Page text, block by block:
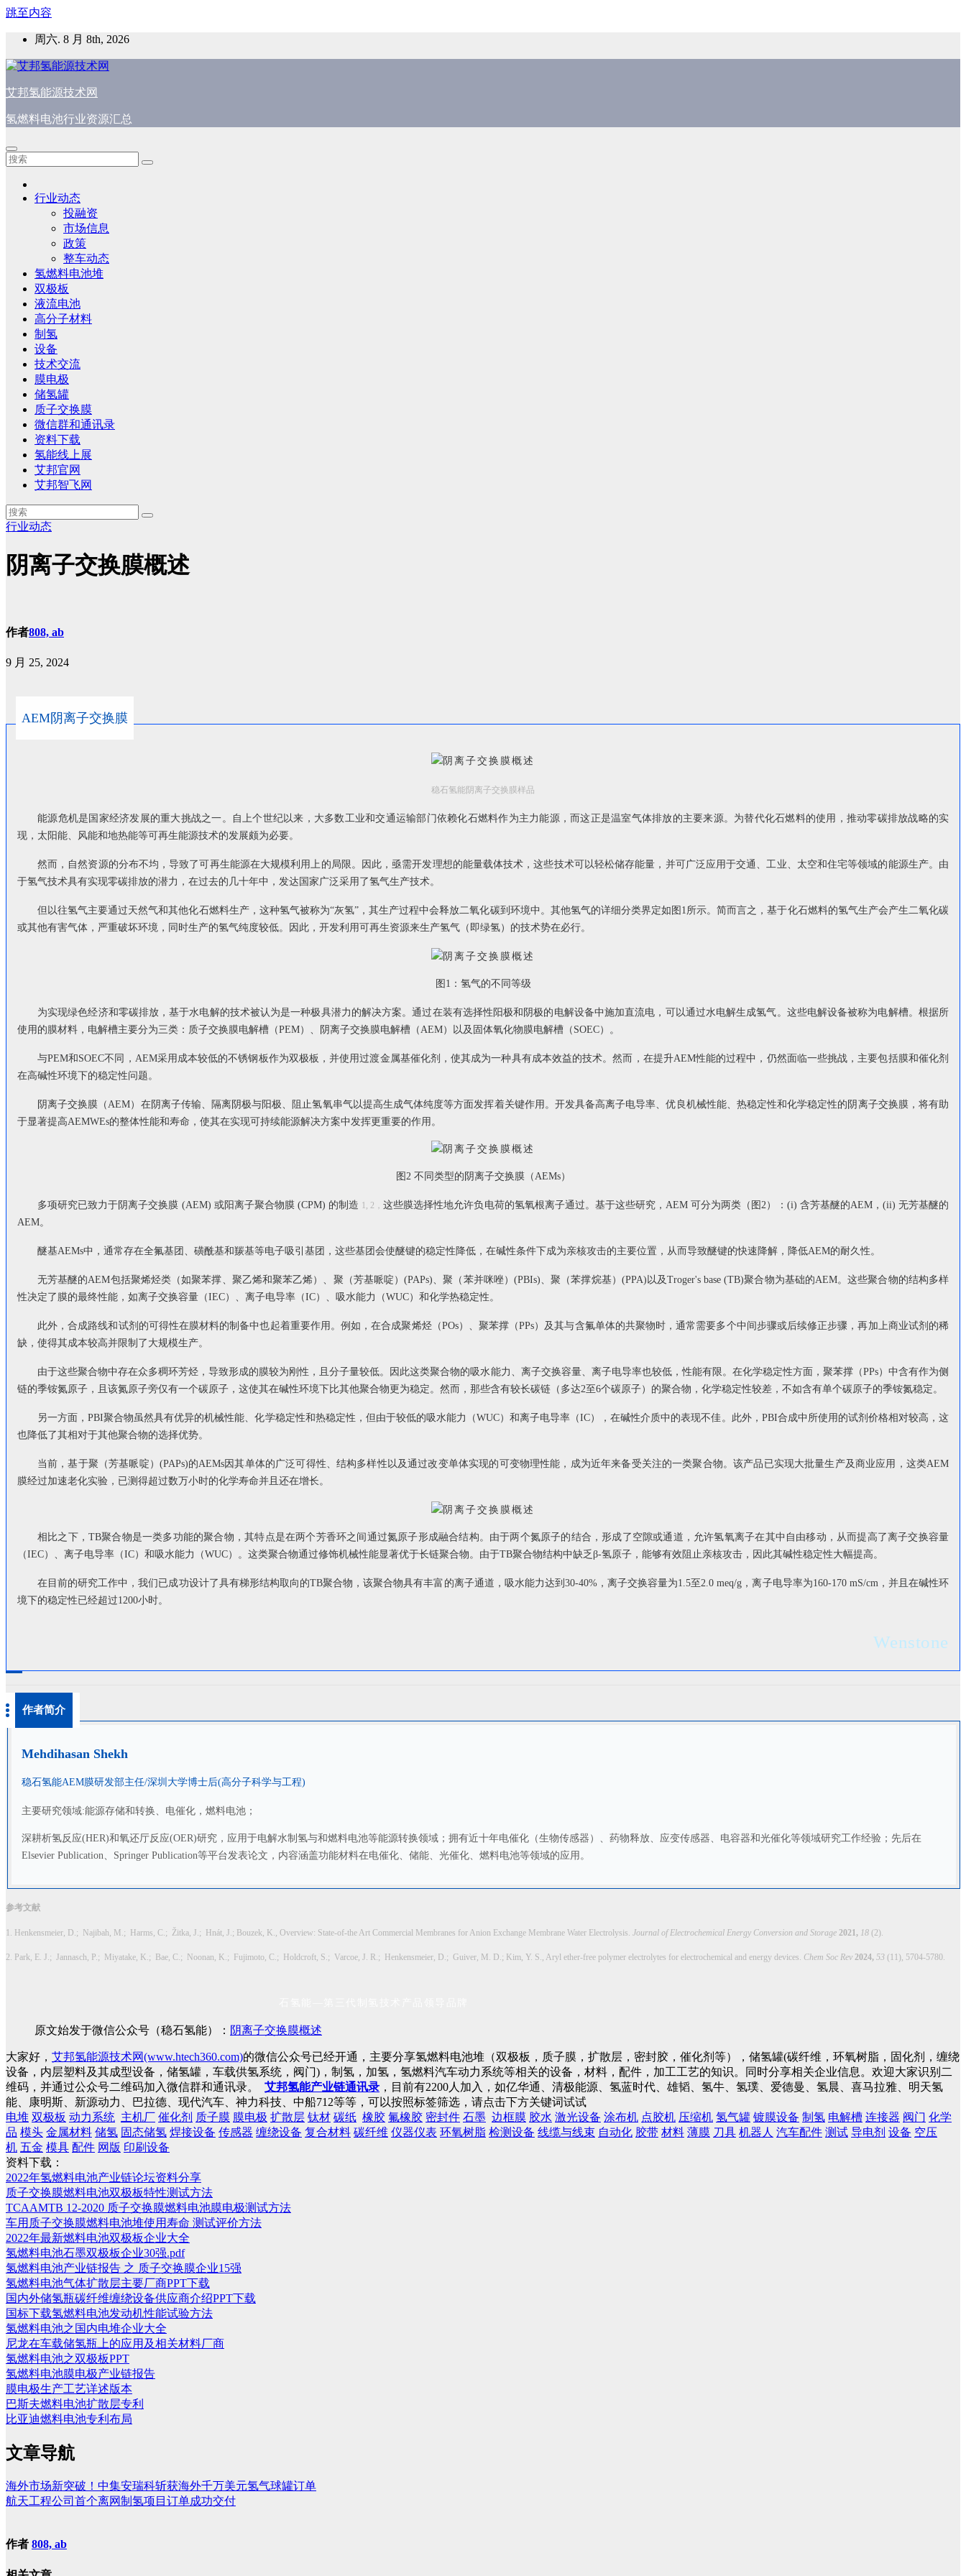
跳至内容
周六. 8 月 8th, 2026
艾邦氢能源技术网
氢燃料电池行业资源汇总
行业动态
投融资
市场信息
政策
整车动态
氢燃料电池堆
双极板
液流电池
高分子材料
制氢
设备
技术交流
膜电极
储氢罐
质子交换膜
微信群和通讯录
资料下载
氢能线上展
艾邦官网
艾邦智飞网
行业动态
阴离子交换膜概述
作者808, ab
9 月 25, 2024
AEM阴离子交换膜
稳石氢能阴离子交换膜样品
能源危机是国家经济发展的重大挑战之一。自上个世纪以来，大多数工业和交通运输部门依赖化石燃料作为主力能源，而这正是温室气体排放的主要来源。为替代化石燃料的使用，推动零碳排放战略的实
现，太阳能、风能和地热能等可再生能源技术的发展颇为必要。
然而，自然资源的分布不均，导致了可再生能源在大规模利用上的局限。因此，亟需开发理想的能量载体技术，这些技术可以轻松储存能量，并可广泛应用于交通、工业、太空和住宅等领域的能源生产。由
于氢气技术具有实现零碳排放的潜力，在过去的几十年中，发达国家广泛采用了氢气生产技术。
但以往氢气主要通过天然气和其他化石燃料生产，这种氢气被称为“灰氢”，其生产过程中会释放二氧化碳到环境中。其他氢气的详细分类界定如图1所示。简而言之，基于化石燃料的氢气生产会产生二氧化碳
或其他有害气体，严重破坏环境，同时生产的氢气纯度较低。因此，开发利用可再生资源来生产氢气（即绿氢）的技术势在必行。
图1：氢气的不同等级
为实现绿色经济和零碳排放，基于水电解的技术被认为是一种极具潜力的解决方案。通过在装有选择性阳极和阴极的电解设备中施加直流电，可以通过水电解生成氢气。这些电解设备被称为电解槽。根据所
使用的膜材料，电解槽主要分为三类：质子交换膜电解槽（PEM）、阴离子交换膜电解槽（AEM）以及固体氧化物膜电解槽（SOEC）。
与PEM和SOEC不同，AEM采用成本较低的不锈钢板作为双极板，并使用过渡金属基催化剂，使其成为一种具有成本效益的技术。然而，在提升AEM性能的过程中，仍然面临一些挑战，主要包括膜和催化剂
在高碱性环境下的稳定性问题。
阴离子交换膜（AEM）在阴离子传输、隔离阴极与阳极、阻止氢氧串气以提高生成气体纯度等方面发挥着关键作用。开发具备高离子电导率、优良机械性能、热稳定性和化学稳定性的阴离子交换膜，将有助
于显著提高AEMWEs的整体性能和寿命，使其在实现可持续能源解决方案中发挥更重要的作用。
图2 不同类型的阴离子交换膜（AEMs）
多项研究已致力于阴离子交换膜 (AEM) 或阳离子聚合物膜 (CPM) 的制造 1, 2，这些膜选择性地允许负电荷的氢氧根离子通过。基于这些研究，AEM 可分为两类（图2）：(i) 含芳基醚的AEM，(ii) 无芳基醚的
AEM。
醚基AEMs中，通常存在全氟基团、磺酰基和羰基等电子吸引基团，这些基团会使醚键的稳定性降低，在碱性条件下成为亲核攻击的主要位置，从而导致醚键的快速降解，降低AEM的耐久性。
无芳基醚的AEM包括聚烯烃类（如聚苯撑、聚乙烯和聚苯乙烯）、聚（芳基哌啶）(PAPs)、聚（苯并咪唑）(PBIs)、聚（苯撑烷基）(PPA)以及Troger's base (TB)聚合物为基础的AEM。这些聚合物的结构多样
性决定了膜的最终性能，如离子交换容量（IEC）、离子电导率（IC）、吸水能力（WUC）和化学热稳定性。
此外，合成路线和试剂的可得性在膜材料的制备中也起着重要作用。例如，在合成聚烯烃（POs）、聚苯撑（PPs）及其与含氟单体的共聚物时，通常需要多个中间步骤或后续修正步骤，再加上商业试剂的稀
缺，使得其成本较高并限制了大规模生产。
由于这些聚合物中存在众多稠环芳烃，导致形成的膜较为刚性，且分子量较低。因此这类聚合物的吸水能力、离子交换容量、离子电导率也较低，性能有限。在化学稳定性方面，聚苯撑（PPs）中含有作为侧
链的季铵氮原子，且该氮原子旁仅有一个碳原子，这使其在碱性环境下比其他聚合物更为稳定。然而，那些含有较长碳链（多达2至6个碳原子）的聚合物，化学稳定性较差，不如含有单个碳原子的季铵氮稳定。
另一方面，PBI聚合物虽然具有优异的机械性能、化学稳定性和热稳定性，但由于较低的吸水能力（WUC）和离子电导率（IC），在碱性介质中的表现不佳。此外，PBI合成中所使用的试剂价格相对较高，这
也降低了其相对于其他聚合物的选择优势。
当前，基于聚（芳基哌啶）(PAPs)的AEMs因其单体的广泛可得性、结构多样性以及通过改变单体实现的可变物理性能，成为近年来备受关注的一类聚合物。该产品已实现大批量生产及商业应用，这类AEM
膜经过加速老化实验，已测得超过数万小时的化学寿命并且还在增长。
相比之下，TB聚合物是一类多功能的聚合物，其特点是在两个芳香环之间通过氮原子形成融合结构。由于两个氮原子的结合，形成了空隙或通道，允许氢氧离子在其中自由移动，从而提高了离子交换容量
（IEC）、离子电导率（IC）和吸水能力（WUC）。这类聚合物通过修饰机械性能显著优于长链聚合物。由于TB聚合物结构中缺乏β-氢原子，能够有效阻止亲核攻击，因此其碱性稳定性大幅提高。
在目前的研究工作中，我们已成功设计了具有梯形结构取向的TB聚合物，该聚合物具有丰富的离子通道，吸水能力达到30-40%，离子交换容量为1.5至2.0 meq/g，离子电导率为160-170 mS/cm，并且在碱性环
境下的稳定性已经超过1200小时。
Wenstone
作者简介
Mehdihasan Shekh
稳石氢能AEM膜研发部主任/深圳大学博士后(高分子科学与工程)
主要研究领域:能源存储和转换、电催化，燃料电池；
深耕析氢反应(HER)和氧还厅反应(OER)研究，应用于电解水制氢与和燃料电池等能源转换领域；拥有近十年电催化（生物传感器）、药物释放、应变传感器、电容器和光催化等领域研究工作经验；先后在
Elsevier Publication、Springer Publication等平台发表论文，内容涵盖功能材料在电催化、储能、光催化、燃料电池等领域的应用。
参考文献
1. Henkensmeier, D.; Najibah, M.; Harms, C.; Žitka, J.; Hnát, J.; Bouzek, K., Overview: State-of-the Art Commercial Membranes for Anion Exchange Membrane Water Electrolysis. Journal of Electrochemical Energy Conversion and Storage 2021, 18 (2).
2. Park, E. J.; Jannasch, P.; Miyatake, K.; Bae, C.; Noonan, K.; Fujimoto, C.; Holdcroft, S.; Varcoe, J. R.; Henkensmeier, D.; Guiver, M. D.; Kim, Y. S., Aryl ether-free polymer electrolytes for electrochemical and energy devices. Chem Soc Rev 2024, 53 (11), 5704-5780.
原文始发于微信公众号（稳石氢能）： 阴离子交换膜概述
大家好， 艾邦氢能源技术网(www.htech360.com)的微信公众号已经开通，主要分享氢燃料电池堆（双极板，质子膜，扩散层，密封胶，催化剂等），储氢罐(碳纤维，环氧树脂，固化剂，缠绕
设备，内层塑料及其成型设备，储氢罐，车载供氢系统，阀门)，制氢，加氢，氢燃料汽车动力系统等相关的设备，材料，配件，加工工艺的知识。同时分享相关企业信息。欢迎大家识别二
维码，并通过公众号二维码加入微信群和通讯录。
艾邦氢能产业链通讯录 ，目前有2200人加入，如亿华通、清极能源、氢蓝时代、雄韬、氢牛、氢璞、爱德曼、氢晨、喜马拉雅、明天氢
能、康明斯、新源动力、巴拉德、现代汽车、神力科技、中船712等等，可以按照标签筛选，请点击下方关键词试试
电堆 双极板 动力系统 主机厂 催化剂 质子膜 膜电极 扩散层 钛材 碳纸 橡胶 氟橡胶 密封件 石墨 边框膜 胶水 激光设备 涂布机 点胶机 压缩机 氢气罐 镀膜设备 制氢 电解槽 连接器 阀门 化学
品 模头 金属材料 储氢 固态储氢 焊接设备 传感器 缠绕设备 复合材料 碳纤维 仪器仪表 环氧树脂 检测设备 线缆与线束 自动化 胶带 材料 薄膜 刀具 机器人 汽车配件 测试 导电剂 设备 空压
机 五金 模具 配件 网版 印刷设备
资料下载：
2022年氢燃料电池产业链论坛资料分享
质子交换膜燃料电池双极板特性测试方法
TCAAMTB 12-2020 质子交换膜燃料电池膜电极测试方法
车用质子交换膜燃料电池堆使用寿命 测试评价方法
2022年最新燃料电池双极板企业大全
氢燃料电池石墨双极板企业30强.pdf
氢燃料电池产业链报告 之 质子交换膜企业15强
氢燃料电池气体扩散层主要厂商PPT下载
国内外储氢瓶碳纤维缠绕设备供应商介绍PPT下载
国标下载氢燃料电池发动机性能试验方法
氢燃料电池之国内电堆企业大全
尼龙在车载储氢瓶上的应用及相关材料厂商
氢燃料电池之双极板PPT
氢燃料电池膜电极产业链报告
膜电极生产工艺详述版本
巴斯夫燃料电池扩散层专利
比亚迪燃料电池专利布局
文章导航
海外市场新突破！中集安瑞科斩获海外千万美元氢气球罐订单
航天工程公司首个离网制氢项目订单成功交付
作者 808, ab